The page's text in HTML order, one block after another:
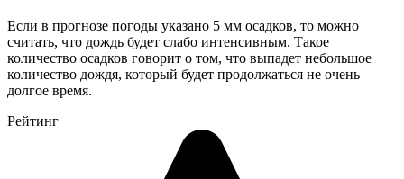
Если в прогнозе погоды указано 5 мм осадков, то можно
считать, что дождь будет слабо интенсивным. Такое
количество осадков говорит о том, что выпадет небольшое
количество дождя, который будет продолжаться не очень
долгое время.
Рейтинг